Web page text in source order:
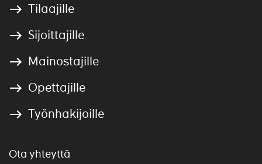
Tilaajille
Sijoittajille
Mainostajille
Opettajille
Työnhakijoille
Ota yhteyttä